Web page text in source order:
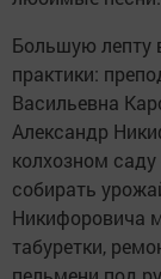
Большую лепту
практики:
Васильевна
Александр
колхозном
собирать
Никифоровича
табуретки,